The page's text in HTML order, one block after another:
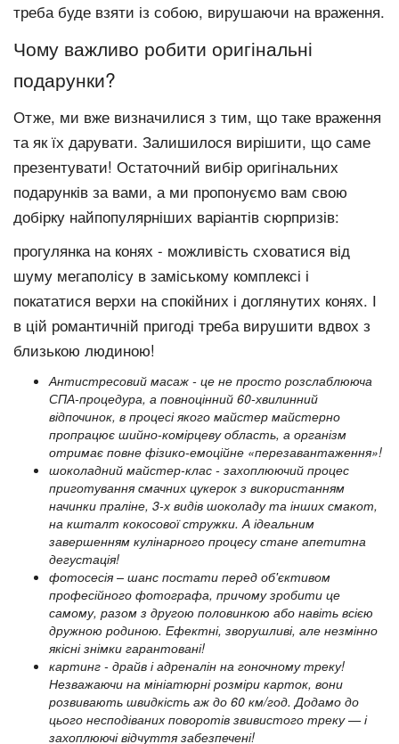
треба буде взяти із собою, вирушаючи на враження.
Чому важливо робити оригінальні
подарунки?
Отже, ми вже визначилися з тим, що таке враження
та як їх дарувати. Залишилося вирішити, що саме
презентувати! Остаточний вибір оригінальних
подарунків за вами, а ми пропонуємо вам свою
добірку найпопулярніших варіантів сюрпризів:
прогулянка на конях - можливість сховатися від
шуму мегаполісу в заміському комплексі і
покататися верхи на спокійних і доглянутих конях. І
в цій романтичній пригоді треба вирушити вдвох з
близькою людиною!
Антистресовий масаж - це не просто розслаблююча
СПА-процедура, а повноцінний 60-хвилинний
відпочинок, в процесі якого майстер майстерно
пропрацює шийно-комірцеву область, а організм
отримає повне фізико-емоційне «перезавантаження»!
шоколадний майстер-клас - захоплюючий процес
приготування смачних цукерок з використанням
начинки праліне, 3-х видів шоколаду та інших смакот,
на кшталт кокосової стружки. А ідеальним
завершенням кулінарного процесу стане апетитна
дегустація!
фотосесія – шанс постати перед об'єктивом
професійного фотографа, причому зробити це
самому, разом з другою половинкою або навіть всією
дружною родиною. Ефектні, зворушливі, але незмінно
якісні знімки гарантовані!
картинг - драйв і адреналін на гоночному треку!
Незважаючи на мініатюрні розміри карток, вони
розвивають швидкість аж до 60 км/год. Додамо до
цього несподіваних поворотів звивистого треку — і
захоплюючі відчуття забезпечені!